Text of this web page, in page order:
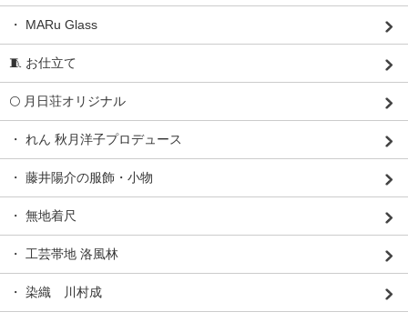
・ MARu Glass
🧵 お仕立て
🌕 月日荘オリジナル
・ れん 秋月洋子プロデュース
・ 藤井陽介の服飾・小物
・ 無地着尺
・ 工芸帯地 洛風林
・ 染織 川村成